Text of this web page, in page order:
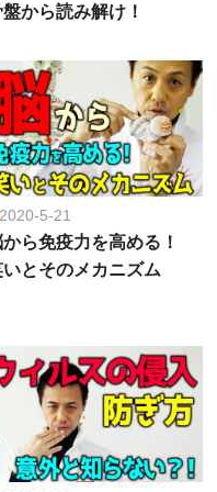
から読み解け！
5-21
から免疫力を高める！
いとそのメカニズム